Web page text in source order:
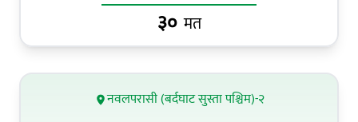
३० मत
नवलपरासी (बर्दघाट सुस्ता पश्चिम)-२